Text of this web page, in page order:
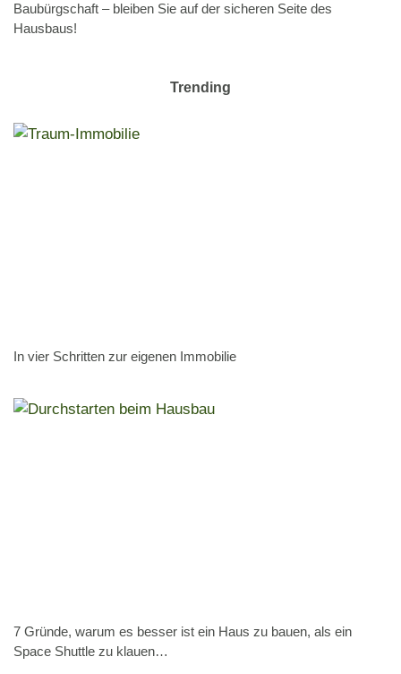
Baubürgschaft – bleiben Sie auf der sicheren Seite des
Hausbaus!
Trending
In vier Schritten zur eigenen Immobilie
7 Gründe, warum es besser ist ein Haus zu bauen, als ein
Space Shuttle zu klauen…